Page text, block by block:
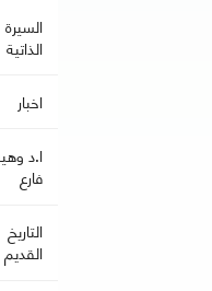
السيرة
الذاتية
اخبار
ا.د
فارع
التاريخ
القديم